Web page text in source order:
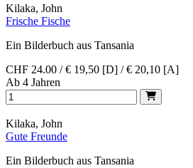
Kilaka, John
Frische Fische
Ein Bilderbuch aus Tansania
CHF 24.00 / € 19,50 [D] / € 20,10 [A]
Ab 4 Jahren
Kilaka, John
Gute Freunde
Ein Bilderbuch aus Tansania